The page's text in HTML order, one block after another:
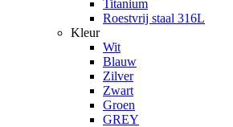
Titanium
Roestvrij staal 316L
Kleur
Wit
Blauw
Zilver
Zwart
Groen
GREY